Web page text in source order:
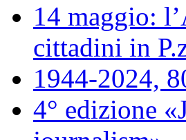
14 maggio:
cittadini in
1944-2024,
4° edizione